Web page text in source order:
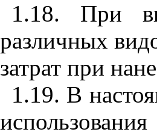
1.18. При
различных
затрат при
1.19. В